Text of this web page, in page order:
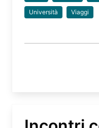
Università Viaggi